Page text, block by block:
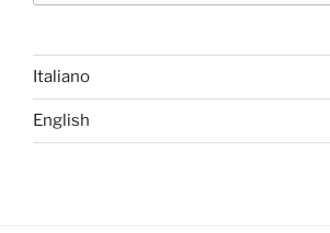
Italiano
English